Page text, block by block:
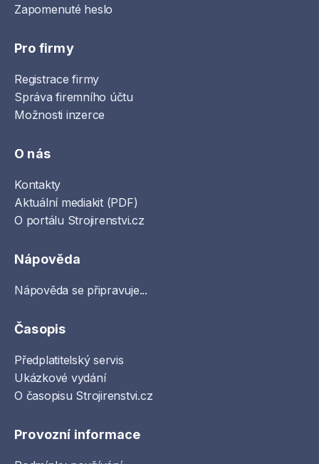
Zapomenuté heslo
Pro firmy
Registrace firmy
Správa firemního účtu
Možnosti inzerce
O nás
Kontakty
Aktuální mediakit (PDF)
O portálu Strojirenstvi.cz
Nápověda
Nápověda se připravuje...
Časopis
Předplatitelský servis
Ukázkové vydání
O časopisu Strojirenstvi.cz
Provozní informace